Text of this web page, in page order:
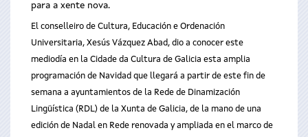
para a xente nova.
El conselleiro de Cultura, Educación e Ordenación
Universitaria, Xesús Vázquez Abad, dio a conocer este
mediodía en la Cidade da Cultura de Galicia esta amplia
programación de Navidad que llegará a partir de este fin de
semana a ayuntamientos de la Rede de Dinamización
Lingüística (RDL) de la Xunta de Galicia, de la mano de una
edición de Nadal en Rede renovada y ampliada en el marco de